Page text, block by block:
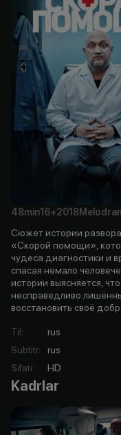
48min16+2018
Сюжет истории
«Скорой помощи»,
чудеса диагностики и
спасая немало
истории выясняется,
несправедливо
восстановить своё
Til:
rus
Subtitr:
rus
Sifati: HD
Kadrlar